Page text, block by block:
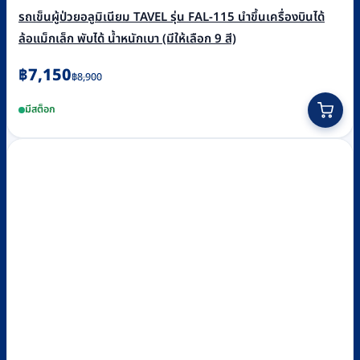
รถเข็นผู้ป่วยอลูมิเนียม TAVEL รุ่น FAL-115 นำขึ้นเครื่องบินได้
ล้อแม็กเล็ก พับได้ น้ำหนักเบา (มีให้เลือก 9 สี)
฿8,900
Original
was:
฿8,900.
฿7,150
Current
is:
฿7,150.
มีสต็อก
product
has